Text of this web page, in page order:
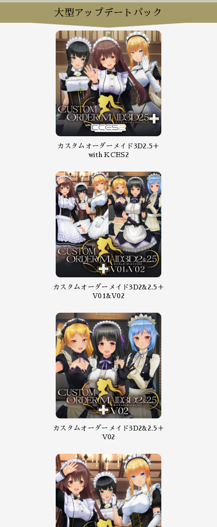
大型アップデートパック
カスタムオーダーメイド3D2.5＋
with KCES2
カスタムオーダーメイド3D2&2.5＋
V01&V02
カスタムオーダーメイド3D2&2.5＋
V02